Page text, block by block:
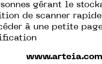
gérant le
de scanner
à une petite
www.arteia.com